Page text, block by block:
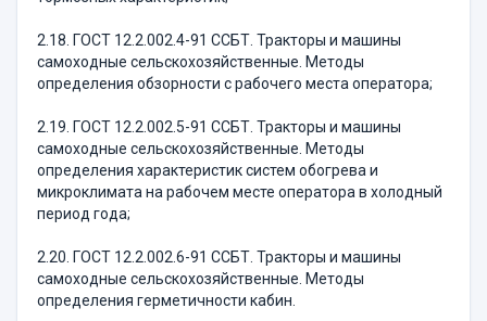
2.18. ГОСТ 12.2.002.4-91 ССБТ. Тракторы и машины
самоходные сельскохозяйственные. Методы
определения обзорности с рабочего места оператора;
2.19. ГОСТ 12.2.002.5-91 ССБТ. Тракторы и машины
самоходные сельскохозяйственные. Методы
определения характеристик систем обогрева и
микроклимата на рабочем месте оператора в холодный
период года;
2.20. ГОСТ 12.2.002.6-91 ССБТ. Тракторы и машины
самоходные сельскохозяйственные. Методы
определения герметичности кабин.